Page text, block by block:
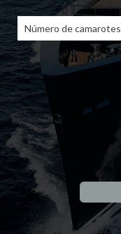
Número de camarotes